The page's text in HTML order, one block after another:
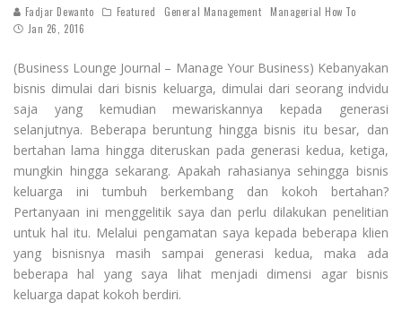
Fadjar Dewanto Featured General Management
Managerial How To
Jan 26, 2016
(Business Lounge Journal – Manage Your Business) Kebanyakan
bisnis dimulai dari bisnis keluarga, dimulai dari seorang indvidu
saja yang kemudian mewariskannya kepada generasi
selanjutnya. Beberapa beruntung hingga bisnis itu besar, dan
bertahan lama hingga diteruskan pada generasi kedua, ketiga,
mungkin hingga sekarang. Apakah rahasianya sehingga bisnis
keluarga ini tumbuh berkembang dan kokoh bertahan?
Pertanyaan ini menggelitik saya dan perlu dilakukan penelitian
untuk hal itu. Melalui pengamatan saya kepada beberapa klien
yang bisnisnya masih sampai generasi kedua, maka ada
beberapa hal yang saya lihat menjadi dimensi agar bisnis
keluarga dapat kokoh berdiri.